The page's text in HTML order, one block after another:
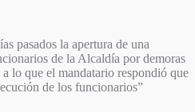
pasados la apertura de una
de la Alcaldía por demoras
lo que el mandatario respondió que
de los funcionarios”